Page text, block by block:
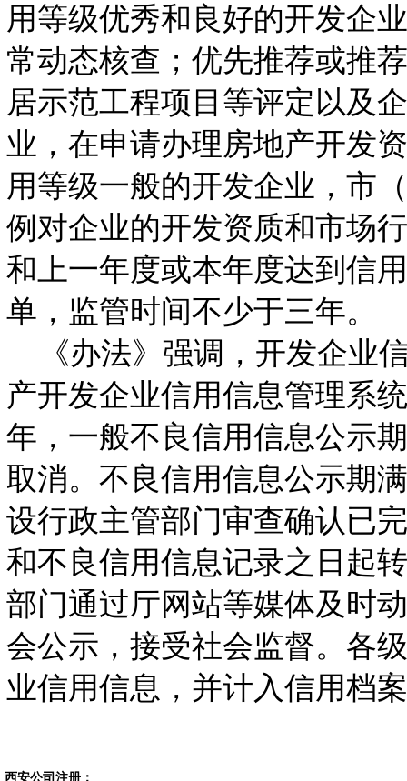
用等级优秀和良好的开发企
常动态核查；优先推荐或推
居示范工程项目等评定以及
业，在申请办理房地产开发
用等级一般的开发企业，市
例对企业的开发资质和市场
和上一年度或本年度达到信
单，监管时间不少于三年。
《办法》强调，开发企业
产开发企业信用信息管理系
年，一般不良信用信息公示
取消。不良信用信息公示期
设行政主管部门审查确认已
和不良信用信息记录之日起
部门通过厅网站等媒体及时
会公示，接受社会监督。各
业信用信息，并计入信用档
西安公司注册：